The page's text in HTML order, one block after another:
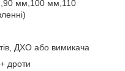
мм,100 мм,110
ДХО або вимикача
дроти